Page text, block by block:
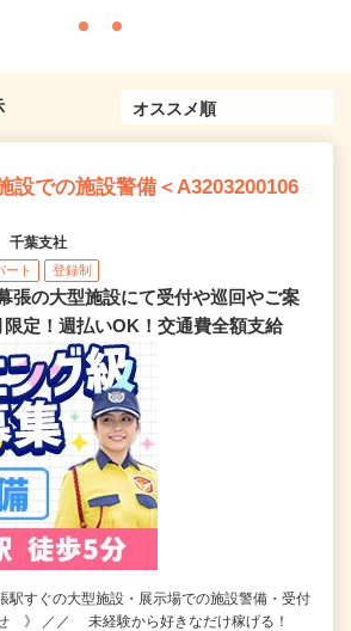
設での施設警備＜A3203200106
千葉支社
ート 登録制
張の大型施設にて受付や巡回やご案
定！週払いOK！交通費全額支給
駅すぐの大型施設・展示場での施設警備・受付
》 ／／ 未経験から好きなだけ稼げる！